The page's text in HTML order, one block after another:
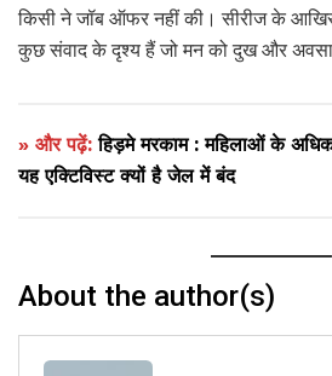
किसी ने जॉब ऑफर नहीं की। सीरीज के आखिर
कुछ संवाद के दृश्य हैं जो मन को दुख और
» और पढ़ें:हिड़मे मरकाम : महिलाओं के
यह एक्टिविस्ट क्यों है जेल में बंद
About the author(s)